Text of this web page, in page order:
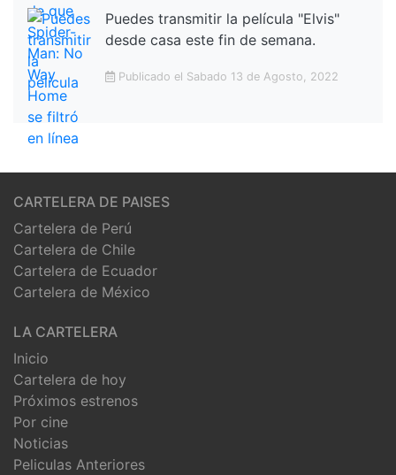
Puedes transmitir la película "Elvis"
desde casa este fin de semana.
Publicado el Sabado 13 de Agosto, 2022
CARTELERA DE PAISES
Cartelera de Perú
Cartelera de Chile
Cartelera de Ecuador
Cartelera de México
LA CARTELERA
Inicio
Cartelera de hoy
Próximos estrenos
Por cine
Noticias
Peliculas Anteriores